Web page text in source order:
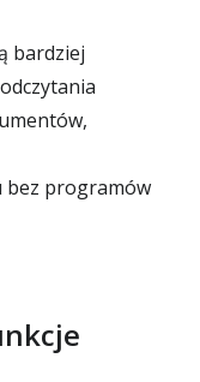
bardziej
bez programów